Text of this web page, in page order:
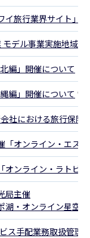
イ旅行業界サイト」
デル事業実施地域募
編」開催について
編」開催について *
会社における旅行保
「オンライン・エス
オンライン・ラトビ
局主催
湖・オンライン星空
ス手配業務取扱管理